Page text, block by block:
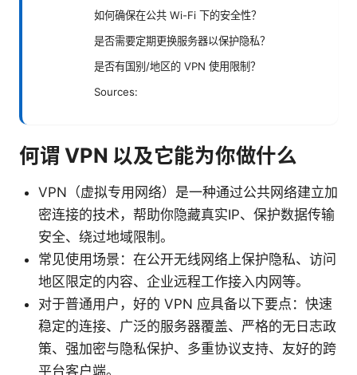
如何确保在公共 Wi-Fi 下的安全性？
是否需要定期更换服务器以保护隐私？
是否有国别/地区的 VPN 使用限制？
Sources:
何谓 VPN 以及它能为你做什么
VPN（虚拟专用网络）是一种通过公共网络建立加
密连接的技术，帮助你隐藏真实IP、保护数据传输
安全、绕过地域限制。
常见使用场景：在公开无线网络上保护隐私、访问
地区限定的内容、企业远程工作接入内网等。
对于普通用户，好的 VPN 应具备以下要点：快速
稳定的连接、广泛的服务器覆盖、严格的无日志政
策、强加密与隐私保护、多重协议支持、友好的跨
平台客户端。